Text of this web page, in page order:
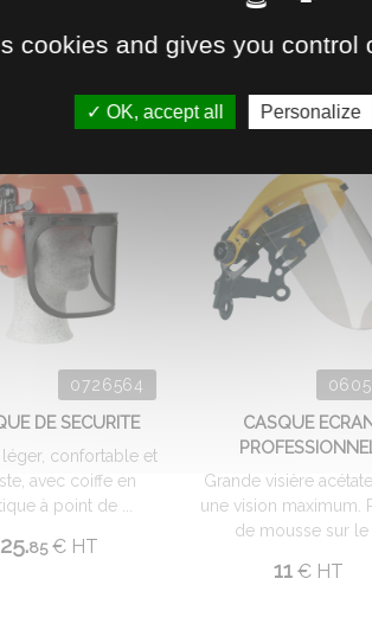
0726564
DE SECURITE
léger, confortable et
avec coiffe en
à point de ...
25.85 €HT
CASQUE
Grande visière
une vision maximum.
de mousse sur le
11 € HT
cookies and gives you control
OK, accept all Personalize